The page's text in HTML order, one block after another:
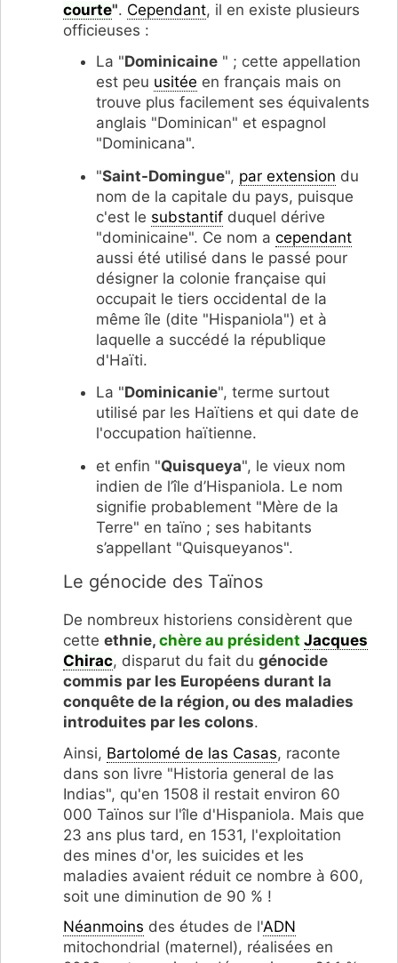
courte". Cependant, il en existe plusieurs
officieuses :
La "Dominicaine" ; cette appellation
est peu usitée en français mais on
trouve plus facilement ses équivalents
anglais "Dominican" et espagnol
"Dominicana".
"Saint-Domingue", par extension du
nom de la capitale du pays, puisque
c'est le substantifduquel dérive
"dominicaine". Ce nom a cependant
aussi été utilisé dans le passé pour
désigner la colonie française qui
occupait le tiers occidental de la
même île (dite "Hispaniola") et à
laquelle a succédé la république
d'Haïti.
La "Dominicanie", terme surtout
utilisé par les Haïtiens et qui date de
l'occupation haïtienne.
et enfin "Quisqueya", le vieux nom
indien de l’île d’Hispaniola. Le nom
signifie probablement "Mère de la
Terre" en taïno ; ses habitants
s’appellant "Quisqueyanos".
Le génocide des Taïnos
De nombreux historiens considèrent que
cette ethnie, chère au président Jacques
Chirac, disparut du fait du génocide
commis par les Européens durant la
conquête de la région, ou des maladies
introduites par les colons.
Ainsi, Bartolomé de las Casas, raconte
dans son livre "Historia general de las
Indias", qu'en 1508 il restait environ 60
000 Taïnos sur l'île d'Hispaniola. Mais que
23 ans plus tard, en 1531, l'exploitation
des mines d'or, les suicides et les
maladies avaient réduit ce nombre à 600,
soit une diminution de 90 % !
Néanmoins des études de l'ADN
mitochondrial (maternel), réalisées en